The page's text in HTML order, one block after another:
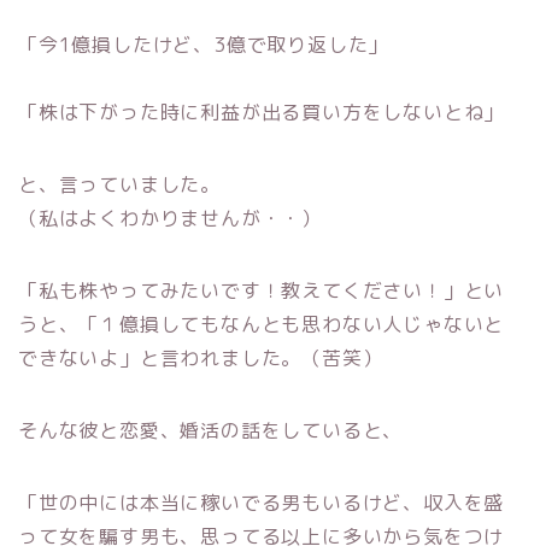
「今1億損したけど、3億で取り返した」
「株は下がった時に利益が出る買い方をしないとね」
と、言っていました。
（私はよくわかりませんが・・）
「私も株やってみたいです！教えてください！」とい
うと、「１億損してもなんとも思わない人じゃないと
できないよ」と言われました。（苦笑）
そんな彼と恋愛、婚活の話をしていると、
「世の中には本当に稼いでる男もいるけど、収入を盛
って女を騙す男も、思ってる以上に多いから気をつけ